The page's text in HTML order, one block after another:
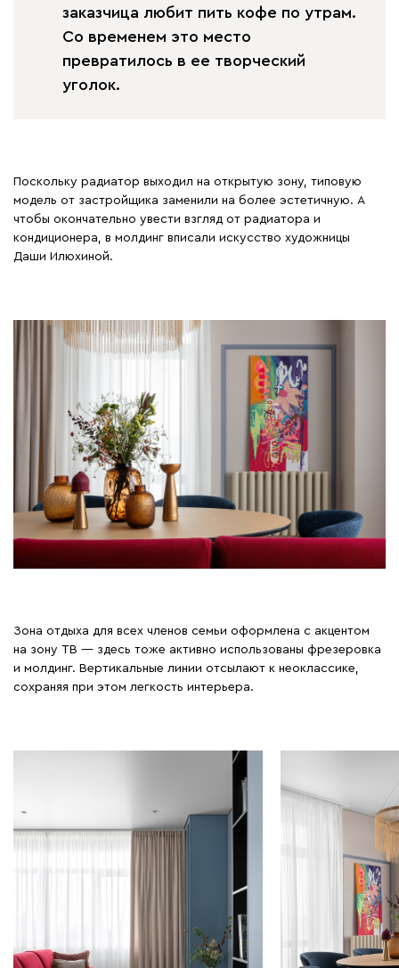
заказчица любит пить кофе по утрам.
Со временем это место
превратилось в ее творческий
уголок.
Поскольку радиатор выходил на открытую зону, типовую
модель от застройщика заменили на более эстетичную. А
чтобы окончательно увести взгляд от радиатора и
кондиционера, в молдинг вписали искусство художницы
Даши Илюхиной.
Зона отдыха для всех членов семьи оформлена с акцентом
на зону ТВ — здесь тоже активно использованы фрезеровка
и молдинг. Вертикальные линии отсылают к неоклассике,
сохраняя при этом легкость интерьера.